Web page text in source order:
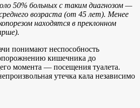
50% больных с таким диагнозом —
возраста (от 45 лет). Менее
находятся в преклонном
понимают неспособность
кишечника до
момента — посещения туалета.
утечка кала независимо